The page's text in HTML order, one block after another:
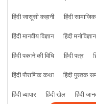
हिंदी जासूसी कहानी
हिंदी
हिंदी मानवीय विज्ञान
हिंदी मनोविज्ञान
हिंदी पकाने की विधि
हिंदी पत्र
हिंदी पौराणिक कथा
हिंदी पुस्तक
हिंदी व्यापार
हिंदी खेल हिंदी